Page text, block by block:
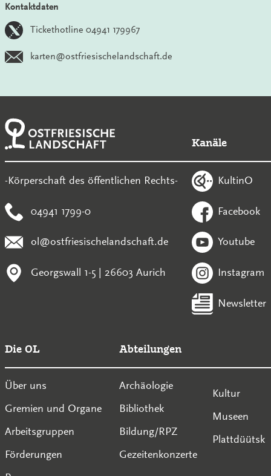
Kontaktdaten
Tickethotline 04941 179967
karten@ostfriesischelandschaft.de
-Körperschaft des öffentlichen Rechts-
04941 1799-0
ol@ostfriesischelandschaft.de
Georgswall 1-5 | 26603 Aurich
Kanäle
KultinO
Facebook
Youtube
Instagram
Newsletter
Die OL
Über uns
Gremien und Organe
Arbeitsgruppen
Förderungen
Abteilungen
Archäologie
Bibliothek
Bildung/RPZ
Gezeitenkonzerte
Kultur
Museen
Plattdüütsk